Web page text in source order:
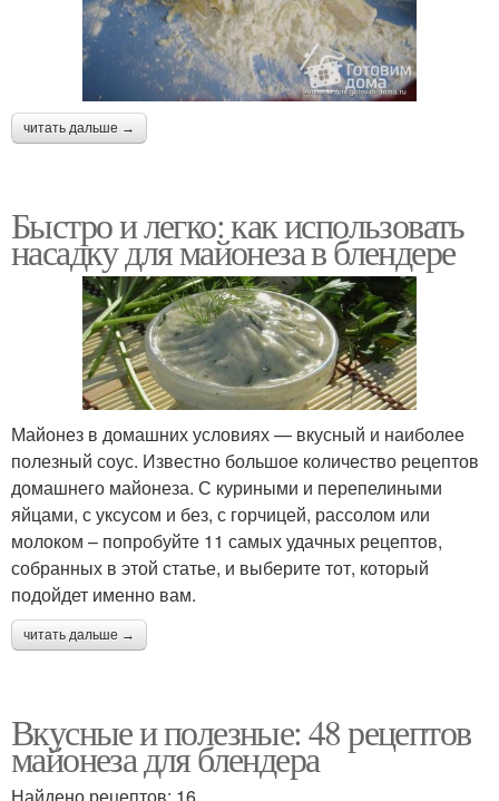
читать дальше →
Быстро и легко: как использовать
насадку для майонеза в блендере
Майонез в домашних условиях — вкусный и наиболее
полезный соус. Известно большое количество рецептов
домашнего майонеза. С куриными и перепелиными
яйцами, с уксусом и без, с горчицей, рассолом или
молоком – попробуйте 11 самых удачных рецептов,
собранных в этой статье, и выберите тот, который
подойдет именно вам.
читать дальше →
Вкусные и полезные: 48 рецептов
майонеза для блендера
Найдено рецептов: 16